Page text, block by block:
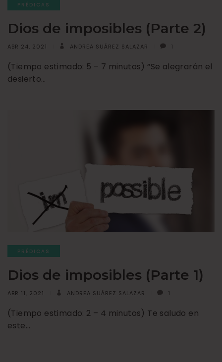
PRÉDICAS
Dios de imposibles (Parte 2)
ABR 24, 2021 ANDREA SUÁREZ SALAZAR 1
(Tiempo estimado: 5 – 7 minutos) “Se alegrarán el
desierto…
PRÉDICAS
Dios de imposibles (Parte 1)
ABR 11, 2021 ANDREA SUÁREZ SALAZAR 1
(Tiempo estimado: 2 – 4 minutos) Te saludo en
este…